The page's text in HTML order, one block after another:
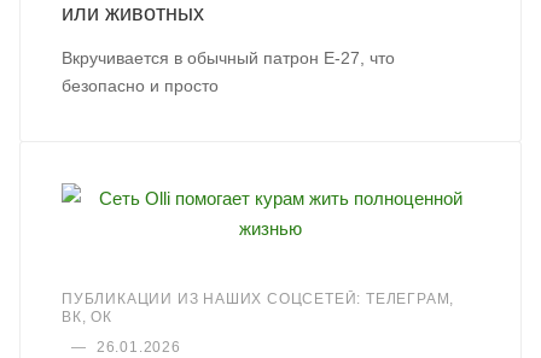
или животных
Вкручивается в обычный патрон Е-27, что
безопасно и просто
ПУБЛИКАЦИИ ИЗ НАШИХ СОЦСЕТЕЙ: ТЕЛЕГРАМ,
ВК, ОК
—
26.01.2026